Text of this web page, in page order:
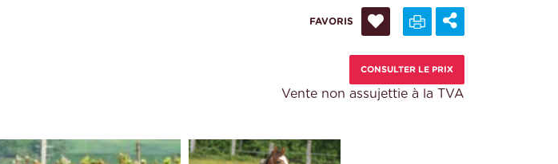
CONSULTER LE PRIX
Vente non assujettie à la TVA
FAVORIS